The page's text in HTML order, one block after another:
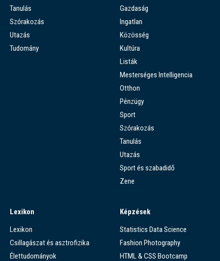
Tanulás
Szórakozás
Utazás
Tudomány
Gazdaság
Ingatlan
Közösség
Kultúra
Listák
Mesterséges Intelligencia
Otthon
Pénzügy
Sport
Szórakozás
Tanulás
Utazás
Sport és szabadidő
Zene
Lexikon
Lexikon
Csillagászat és asztrofizika
Élettudományok
Képzések
Statistics Data Science
Fashion Photography
HTML & CSS Bootcamp